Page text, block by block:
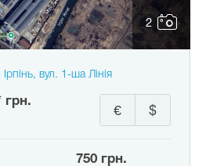
2
вул. 1-ша Лінія
грн.
$
€
750 грн.